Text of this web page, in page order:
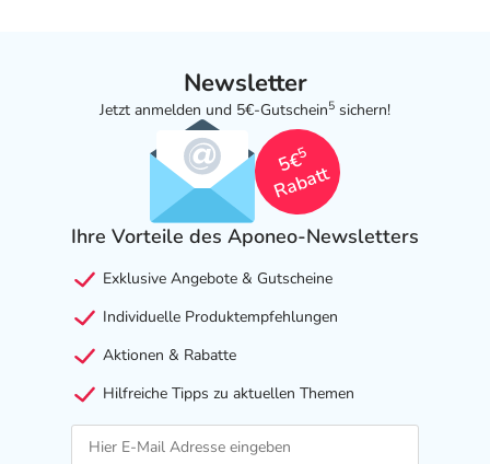
Newsletter
Jetzt anmelden und 5€-Gutschein5 sichern!
5€
5
Rabatt
Ihre Vorteile des Aponeo-Newsletters
Exklusive Angebote & Gutscheine
Individuelle Produktempfehlungen
Aktionen & Rabatte
Hilfreiche Tipps zu aktuellen Themen